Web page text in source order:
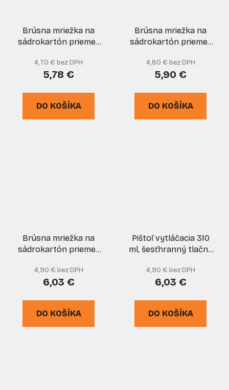
Brúsna mriežka na
sádrokartón priemer
suchý zips, 5 kusov,
XL-TOOLS
4,70 € bez DPH
5,78 €
DO KOŠÍKA
Brúsna mriežka na
sádrokartón priemer
suchý zips, 5 kusov,
XL-TOOLS
4,80 € bez DPH
5,90 €
DO KOŠÍKA
Brúsna mriežka na
sádrokartón priemer
suchý zips, 5 kusov,
XL-TOOLS
4,90 € bez DPH
6,03 €
DO KOŠÍKA
Pištoľ vytláčacia 310
ml, šesťhranný tlačný
4,90 € bez DPH
6,03 €
DO KOŠÍKA